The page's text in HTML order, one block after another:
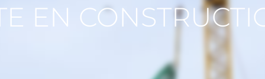
EN